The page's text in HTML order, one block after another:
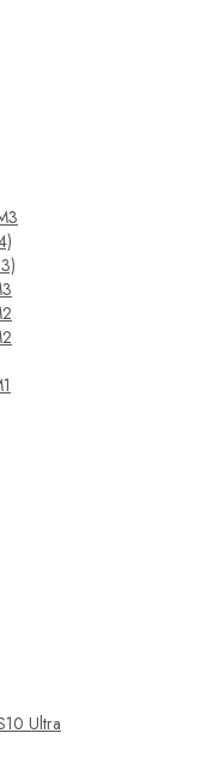
Ultra